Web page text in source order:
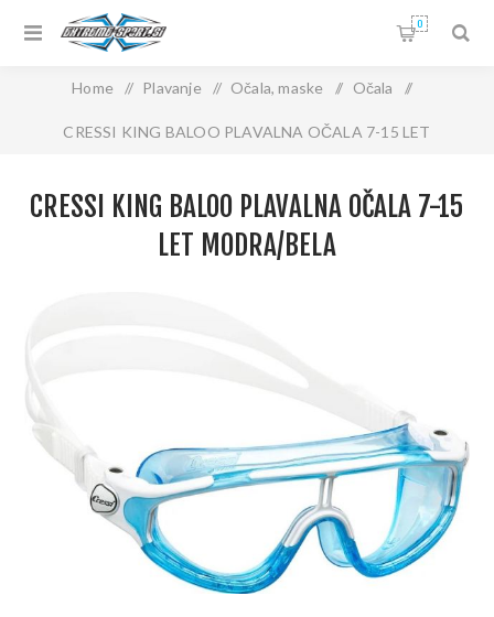
0
Home / Plavanje / Očala, maske / Očala /
CRESSI KING BALOO PLAVALNA OČALA 7-15 LET
CRESSI KING BALOO PLAVALNA OČALA 7-15
LET MODRA/BELA